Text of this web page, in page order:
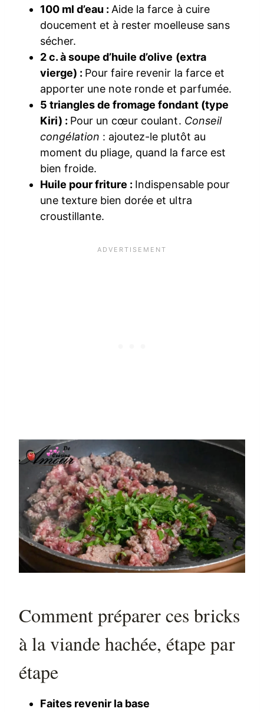
100 ml d’eau : Aide la farce à cuire
doucement et à rester moelleuse sans
sécher.
2 c. à soupe d’huile d’olive (extra
vierge) : Pour faire revenir la farce et
apporter une note ronde et parfumée.
5 triangles de fromage fondant (type
Kiri) : Pour un cœur coulant. Conseil
congélation : ajoutez-le plutôt au
moment du pliage, quand la farce est
bien froide.
Huile pour friture : Indispensable pour
une texture bien dorée et ultra
croustillante.
Comment préparer ces bricks
à la viande hachée, étape par
étape
Faites revenir la base